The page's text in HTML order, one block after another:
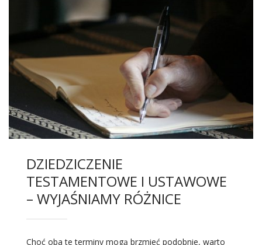
DZIEDZICZENIE
TESTAMENTOWE I USTAWOWE
– WYJAŚNIAMY RÓŻNICE
Choć oba te terminy mogą brzmieć podobnie, warto